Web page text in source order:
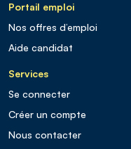
Portail emploi
Nos offres d’emploi
Aide candidat
Services
Se connecter
Créer un compte
Nous contacter